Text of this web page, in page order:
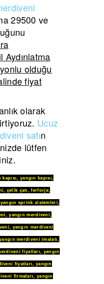
29500 ve
Aydınlatma
olduğu
fiyat
olarak
Ucuz
satın
lütfen
kapısı, yangın kapısı,
, çelik çatı,ferforje,
yangın sprink sistemleri,
,yangın merdiveni,
, yangın merdiveni
merdiveni imalatı,
fiyatları, yangın
fiyatları, yangın
firmaları, yangın